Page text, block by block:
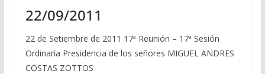
22/09/2011
22 de Setiembre de 2011 17ª Reunión – 17ª Sesión
Ordinaria Presidencia de los señores MIGUEL ANDRES
COSTAS ZOTTOS